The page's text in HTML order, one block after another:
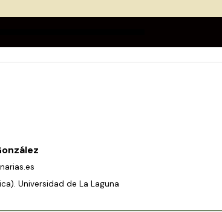
Universidad de La Laguna